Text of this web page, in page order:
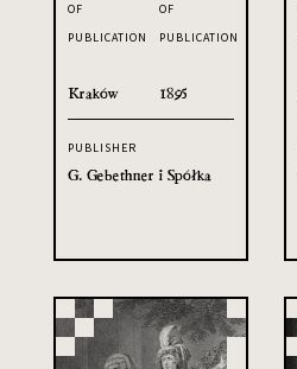
OF
PUBLICATION
Kraków
OF
PUBLICATION
1895
PUBLISHER
G. Gebethner i Spółka